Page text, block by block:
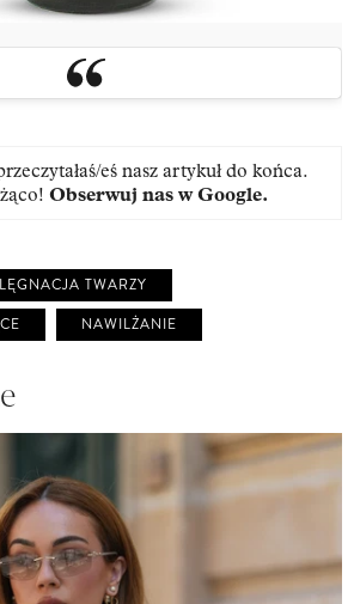
eś nasz artykuł do końca.
Obserwuj nas w Google.
TWARZY
NAWILŻANIE